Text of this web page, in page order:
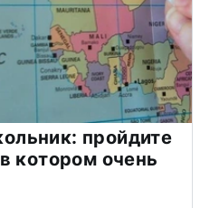
пройдите
котором очень